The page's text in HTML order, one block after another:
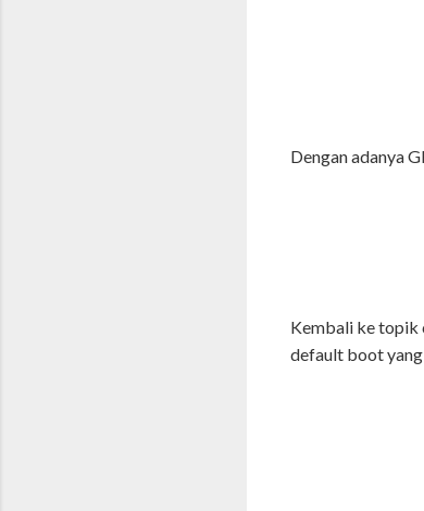
Dengan adanya
Kembali ke topik
default boot